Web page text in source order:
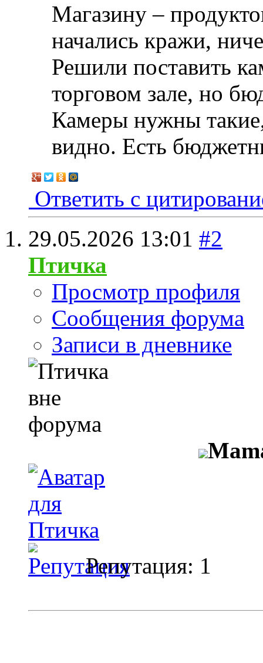
Магазину –
начались кражи,
Решили поставить
торговом зале, но
Камеры нужны
видно. Есть
Ответить с
29.05.2026 13:01 #2
Птичка
Просмотр профиля
Сообщения форума
Записи в дневнике
Репутация: 1